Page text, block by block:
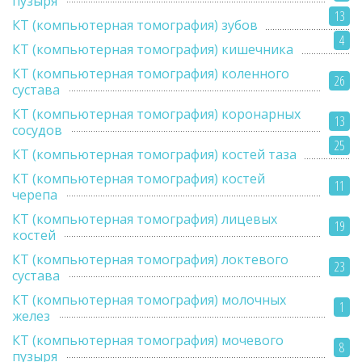
13
КТ (компьютерная томография) зубов
4
КТ (компьютерная томография) кишечника
26
КТ (компьютерная томография) коленного
сустава
13
КТ (компьютерная томография) коронарных
сосудов
25
КТ (компьютерная томография) костей таза
11
КТ (компьютерная томография) костей
черепа
19
КТ (компьютерная томография) лицевых
костей
23
КТ (компьютерная томография) локтевого
сустава
1
КТ (компьютерная томография) молочных
желез
8
КТ (компьютерная томография) мочевого
пузыря